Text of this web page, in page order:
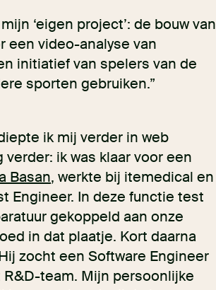
‘eigen project’: de bouw van
een video-analyse van
initiatief van spelers van de
sporten gebruiken.”
ik mij verder in web
ik was klaar voor een
Basan, werkte bij itemedical en
Engineer. In deze functie test
gekoppeld aan onze
in dat plaatje. Kort daarna
zocht een Software Engineer
team. Mijn persoonlijke